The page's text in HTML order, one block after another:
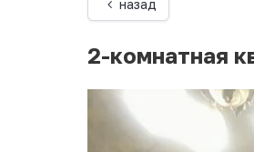
назад
2-комнатная